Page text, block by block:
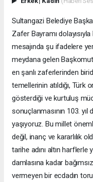
Sultangazi Belediye
Zafer Bayramı
mesajında şu ifadelere
meydana gelen
en şanlı zaferlerinden
temellerinin atıldığı,
gösterdiği ve kurtuluş
sonuçlanmasının 103. yıl
yaşıyoruz. Bu millet
değil, inanç ve kararlılık
tarihe adını altın harflerle
damlasına kadar
vermeyen bir ecdadın